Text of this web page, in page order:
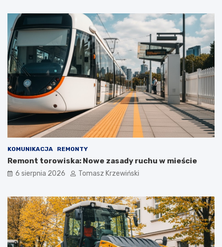
KOMUNIKACJA REMONTY
Remont torowiska: Nowe zasady ruchu w mieście
6 sierpnia 2026 Tomasz Krzewiński